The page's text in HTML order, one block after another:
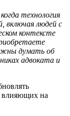
технология
включая людей с
контексте
думать об
адвоката и
влияющих на